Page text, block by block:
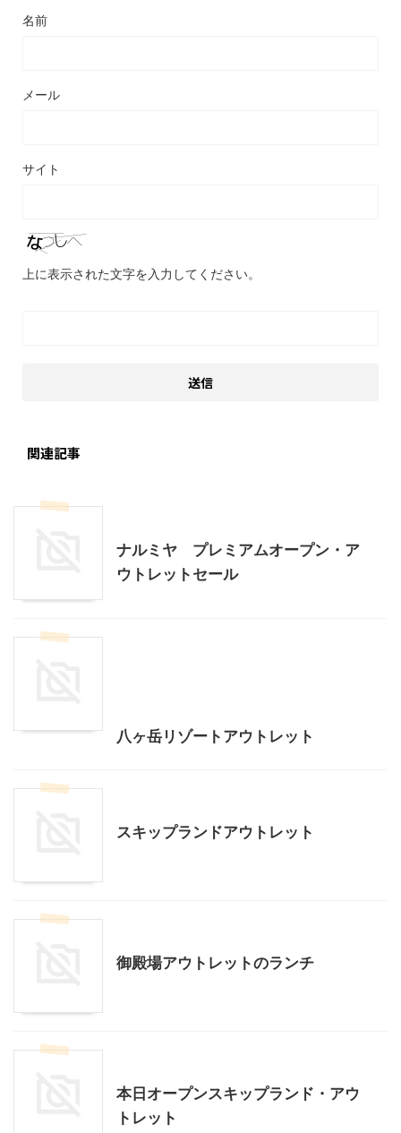
名前
メール
サイト
上に表示された文字を入力してください。
関連記事
ナルミヤ プレミアムオープン・ア
ウトレットセール
八ヶ岳リゾートアウトレット
スキップランドアウトレット
御殿場アウトレットのランチ
本日オープンスキップランド・アウ
トレット